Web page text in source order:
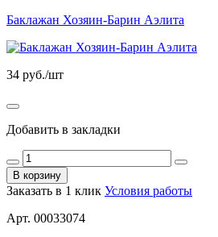
Баклажан Хозяин-Барин Аэлита
34 руб./шт
Добавить в закладки
В корзину
Заказать в 1 клик Условия работы
Арт. 00033074